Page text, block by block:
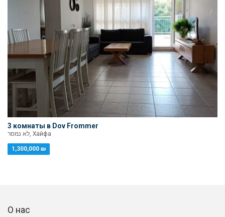
3 комнаты в Dov Frommer
לא נמסר, Хайфа
1,300,000 ₪
О нас